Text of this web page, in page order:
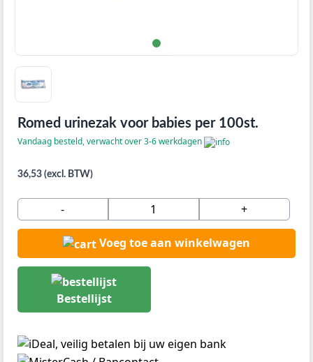
Romed urinezak voor babies per 100st.
Vandaag besteld, verwacht over 3-6 werkdagen
36,53 (excl. BTW)
- +
Voeg toe aan winkelwagen
Bestellijst